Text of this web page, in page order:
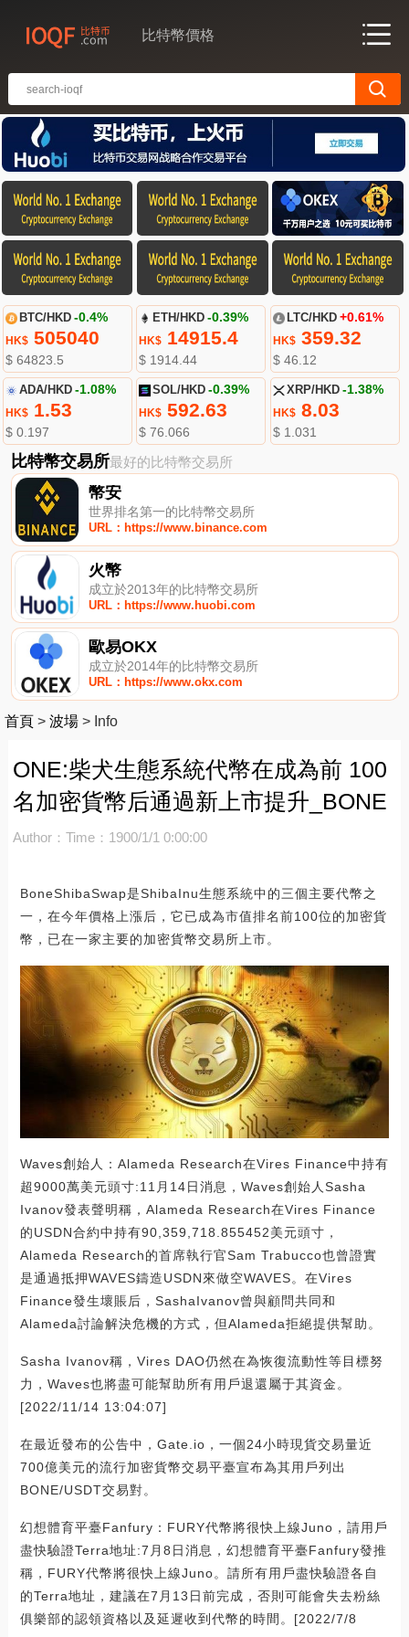
比特幣價格
BTC/HKD -0.4%
HK$505040
$ 64823.5
ETH/HKD -0.39%
HK$ 14915.4
$ 1914.44
LTC/HKD +0.61%
HK$359.32
$ 46.12
ADA/HKD -1.08%
HK$1.53
$ 0.197
SOL/HKD -0.39%
HK$ 592.63
$ 76.066
XRP/HKD -1.38%
HK$8.03
$ 1.031
比特幣交易所最好的比特幣交易所
幣安
世界排名第一的比特幣交易所
URL：https://www.binance.com
火幣
成立於2013年的比特幣交易所
URL：https://www.huobi.com
歐易OKX
成立於2014年的比特幣交易所
URL：https://www.okx.com
首頁 > 波場 > Info
ONE:柴犬生態系統代幣在成為前 100
名加密貨幣后通過新上市提升_BONE
Author： Time：1900/1/1 0:00:00
BoneShibaSwap是ShibaInu生態系統中的三個主要代幣之
一，在今年價格上漲后，它已成為市值排名前100位的加密貨
幣，已在一家主要的加密貨幣交易所上市。
Waves創始人：Alameda Research在Vires Finance中持有
超9000萬美元頭寸:11月14日消息，Waves創始人Sasha
Ivanov發表聲明稱，Alameda Research在Vires Finance
的USDN合約中持有90,359,718.855452美元頭寸，
Alameda Research的首席執行官Sam Trabucco也曾證實
是通過抵押WAVES鑄造USDN來做空WAVES。在Vires
Finance發生壞賬后，SashaIvanov曾與顧問共同和
Alameda討論解決危機的方式，但Alameda拒絕提供幫助。
Sasha Ivanov稱，Vires DAO仍然在為恢復流動性等目標努
力，Waves也將盡可能幫助所有用戶退還屬于其資金。
[2022/11/14 13:04:07]
在最近發布的公告中，Gate.io，一個24小時現貨交易量近
700億美元的流行加密貨幣交易平臺宣布為其用戶列出
BONE/USDT交易對。
幻想體育平臺Fanfury：FURY代幣將很快上線Juno，請用戶
盡快驗證Terra地址:7月8日消息，幻想體育平臺Fanfury發推
稱，FURY代幣將很快上線Juno。請所有用戶盡快驗證各自
的Terra地址，建議在7月13日前完成，否則可能會失去粉絲
俱樂部的認領資格以及延遲收到代幣的時間。[2022/7/8